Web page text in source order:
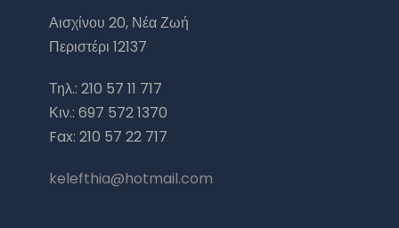
Αισχίνου 20, Νέα Ζωή
Περιστέρι 12137
Τηλ.: 210 57 11 717
Κιν.: 697 572 1370
Fax: 210 57 22 717
kelefthia@hotmail.com